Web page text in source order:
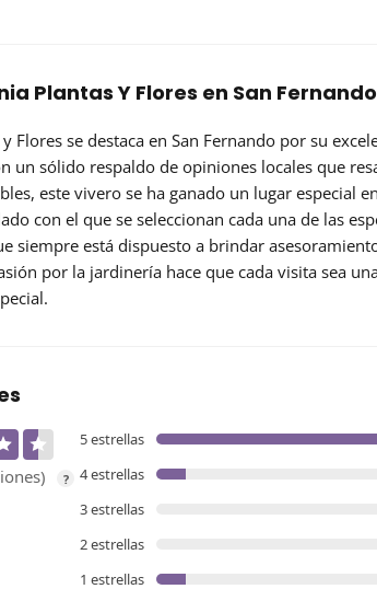
Plantas Y Flores en San
Flores se destaca en San Fernando por su
un sólido respaldo de opiniones locales que
este vivero se ha ganado un lugar especial
con el que se seleccionan cada una de las
siempre está dispuesto a brindar
por la jardinería hace que cada visita sea
?
5 estrellas
4 estrellas
3 estrellas
2 estrellas
1 estrellas